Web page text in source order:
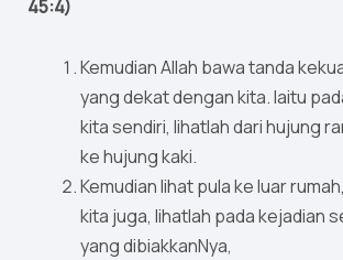
45:4)
Kemudian Allah bawa tanda
yang dekat dengan kita. Iaitu
kita sendiri, lihatlah dari hujung
ke hujung kaki.
Kemudian lihat pula ke luar
kita juga, lihatlah pada kejadian
yang dibiakkanNya,